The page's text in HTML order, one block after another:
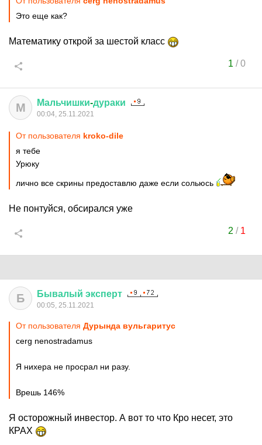
Это еще как?
Математику открой за шестой класс
1 /0
М Мальчишки-дураки
00:04, 25.11.2021
От пользователя kroko-dile
я тебе
Урюку
лично все скрины предоставлю даже если сольюсь
Не понтуйся, обсирался уже
2 / 1
Б Бывалый эксперт
00:05, 25.11.2021
От пользователя Дурында вульгаритус
cerg nenostradamus
Я нихера не просрал ни разу.
Врешь 146%
Я осторожный инвестор. А вот то что Кро несет, это
КРАХ